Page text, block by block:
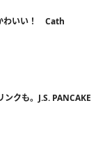
わいい！ Cath
クも。J.S. PANCAKE